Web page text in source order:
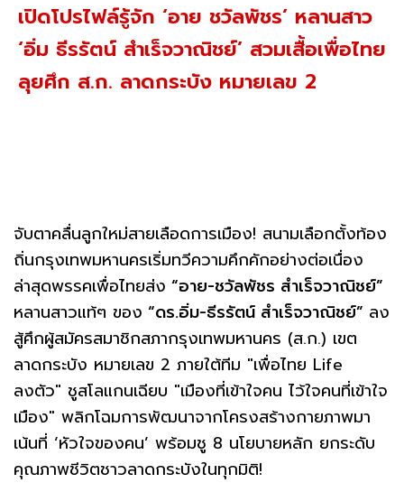
เปิดโปรไฟล์รู้จัก ‘อาย ชวัลพัชร’ หลานสาว
‘อิ่ม ธีรรัตน์ สำเร็จวาณิชย์’ สวมเสื้อเพื่อไทย
ลุยศึก ส.ก. ลาดกระบัง หมายเลข 2
จับตาคลื่นลูกใหม่สายเลือดการเมือง! สนามเลือกตั้งท้อง
ถิ่นกรุงเทพมหานครเริ่มทวีความคึกคักอย่างต่อเนื่อง
ล่าสุดพรรคเพื่อไทยส่ง “อาย-ชวัลพัชร สำเร็จวาณิชย์”
หลานสาวแท้ๆ ของ “ดร.อิ่ม-ธีรรัตน์ สำเร็จวาณิชย์” ลง
สู้ศึกผู้สมัครสมาชิกสภากรุงเทพมหานคร (ส.ก.) เขต
ลาดกระบัง หมายเลข 2 ภายใต้ทีม "เพื่อไทย Life
ลงตัว" ชูสโลแกนเฉียบ "เมืองที่เข้าใจคน ไว้ใจคนที่เข้าใจ
เมือง" พลิกโฉมการพัฒนาจากโครงสร้างกายภาพมา
เน้นที่ ‘หัวใจของคน’ พร้อมชู 8 นโยบายหลัก ยกระดับ
คุณภาพชีวิตชาวลาดกระบังในทุกมิติ!